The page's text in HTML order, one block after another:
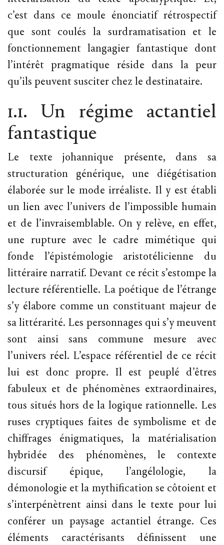
c’est dans ce moule énonciatif rétrospectif
que sont coulés la surdramatisation et le
fonctionnement langagier fantastique dont
l’intérêt pragmatique réside dans la peur
qu’ils peuvent susciter chez le destinataire.
1.1. Un régime actantiel
fantastique
Le texte johannique présente, dans sa
structuration générique, une diégétisation
élaborée sur le mode irréaliste. Il y est établi
un lien avec l’univers de l’impossible humain
et de l’invraisemblable. On y relève, en effet,
une rupture avec le cadre mimétique qui
fonde l’épistémologie aristotélicienne du
littéraire narratif. Devant ce récit s’estompe la
lecture référentielle. La poétique de l’étrange
s’y élabore comme un constituant majeur de
sa littérarité. Les personnages qui s’y meuvent
sont ainsi sans commune mesure avec
l’univers réel. L’espace référentiel de ce récit
lui est donc propre. Il est peuplé d’êtres
fabuleux et de phénomènes extraordinaires,
tous situés hors de la logique rationnelle. Les
ruses cryptiques faites de symbolisme et de
chiffrages énigmatiques, la matérialisation
hybridée des phénomènes, le contexte
discursif épique, l’angélologie, la
démonologie et la mythification se côtoient et
s’interpénètrent ainsi dans le texte pour lui
conférer un paysage actantiel étrange. Ces
éléments caractérisants définissent une